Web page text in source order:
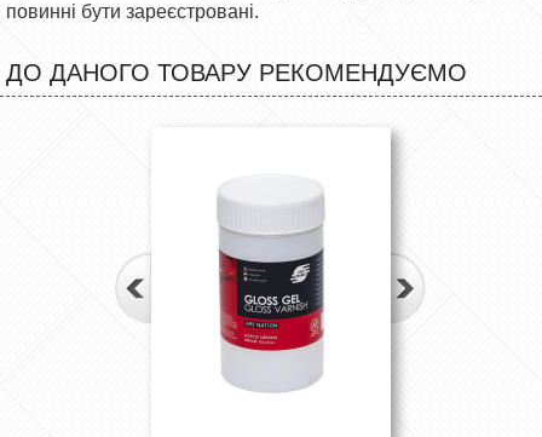
повинні бути зареєстровані.
ДО ДАНОГО ТОВАРУ РЕКОМЕНДУЄМО